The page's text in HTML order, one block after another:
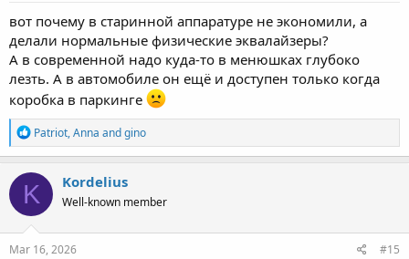
вот почему в старинной аппаратуре не экономили, а
делали нормальные физические эквалайзеры?
А в современной надо куда-то в менюшках глубоко
лезть. А в автомобиле он ещё и доступен только когда
коробка в паркинге
R
e
a
c
t
i
o
n
s
Patriot,Anna andgino
K Kordelius
Well-known member
Mar 16, 2026 #15